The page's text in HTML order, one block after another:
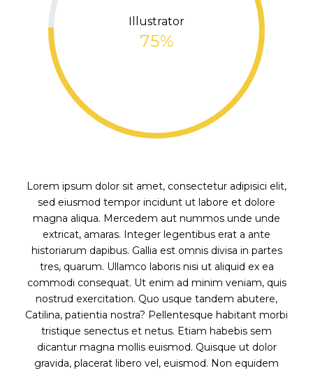
Illustrator
75%
Lorem ipsum dolor sit amet, consectetur adipisici elit,
sed eiusmod tempor incidunt ut labore et dolore
magna aliqua. Mercedem aut nummos unde unde
extricat, amaras. Integer legentibus erat a ante
historiarum dapibus. Gallia est omnis divisa in partes
tres, quarum. Ullamco laboris nisi ut aliquid ex ea
commodi consequat. Ut enim ad minim veniam, quis
nostrud exercitation. Quo usque tandem abutere,
Catilina, patientia nostra? Pellentesque habitant morbi
tristique senectus et netus. Etiam habebis sem
dicantur magna mollis euismod. Quisque ut dolor
gravida, placerat libero vel, euismod. Non equidem